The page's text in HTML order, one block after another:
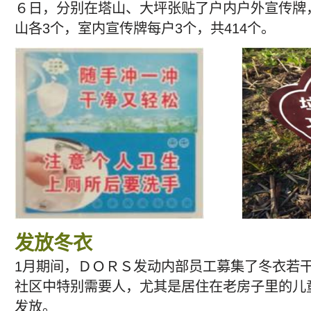
６日，分别在塔山、大坪张贴了户内户外宣传
山各3个，室内宣传牌每户3个，共414个。
发放冬衣
1月期间，ＤＯＲＳ发动内部员工募集了冬衣若
社区中特别需要人，尤其是居住在老房子里的
发放。